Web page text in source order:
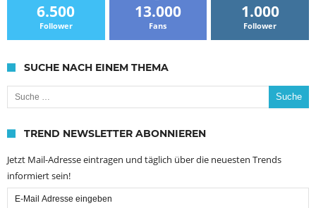
6.500
Follower
13.000
Fans
1.000
Follower
SUCHE NACH EINEM THEMA
Suche nach:
TREND NEWSLETTER ABONNIEREN
Jetzt Mail-Adresse eintragen und täglich über die neuesten Trends
informiert sein!
Email
Subscription